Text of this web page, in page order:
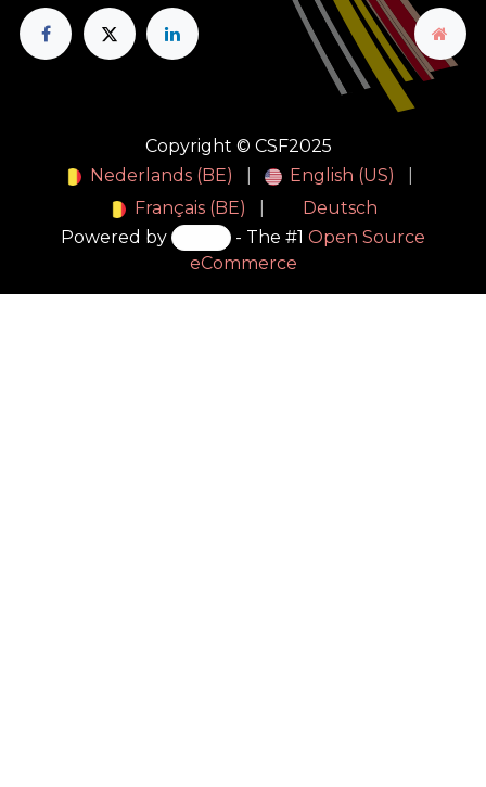
Copyright © CSF2025
Nederlands (BE)
English (US)
Français (BE)
Deutsch
Powered by
- The #1 Open Source
eCommerce